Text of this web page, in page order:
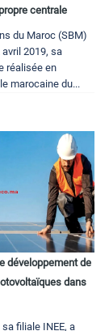
centrale
du Maroc (SBM)
2019, sa
réalisée en
marocaine du...
développement de
dans
filiale INEE, a